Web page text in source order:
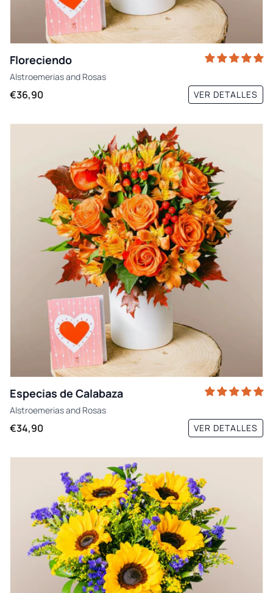
Floreciendo
Alstroemeriasand Rosas
€36,90 VER DETALLES
Especias de Calabaza
Alstroemeriasand Rosas
€34,90 VER DETALLES